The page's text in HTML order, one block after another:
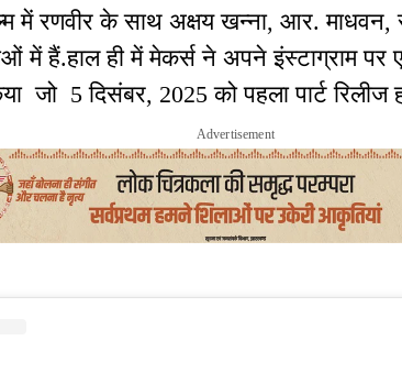
में रणवीर के साथ अक्षय खन्ना, आर.
में हैं.हाल ही में मेकर्स ने अपने इंस्टाग्राम
जो 5 दिसंबर, 2025 को पहला पार्ट रिलीज
Advertisement